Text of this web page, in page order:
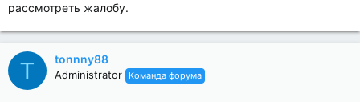
рассмотреть жалобу.
T tonnny88
Administrator Команда форума